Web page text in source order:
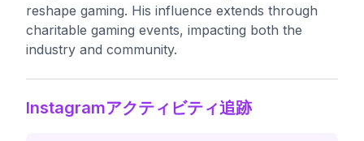
reshape gaming. His influence extends through
charitable gaming events, impacting both the
industry and community.
Instagramアクティビティ追跡